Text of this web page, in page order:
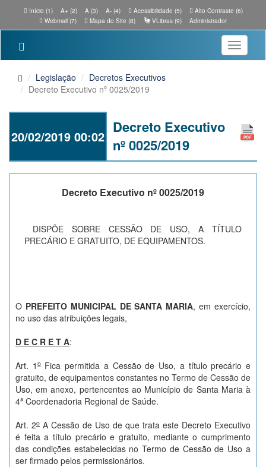
Início (1) A+ (2) A (3) A- (4) Acessibilidade (5)
Alto Contraste (6)
Webmail (7)
Mapa do Site (8) VLibras (9) Administrador
Toggle
Legislação
Decretos Executivos
Decreto Executivo nº 0025/2019
20/02/2019 00:02
Decreto Executivo
nº 0025/2019
Decreto Executivo nº 0025/2019
DISPÕE SOBRE CESSÃO DE USO, A TÍTULO
PRECÁRIO E GRATUITO, DE EQUIPAMENTOS.
O PREFEITO MUNICIPAL DE SANTA MARIA, em exercício,
no uso das atribuições legais,
D E C R E T A:
Art. 1oFica permitida a Cessão de Uso, a título precário e
gratuito, de equipamentos constantes no Termo de Cessão de
Uso, em anexo, pertencentes ao Município de Santa Maria à
4ª Coordenadoria Regional de Saúde.
Art. 2o A Cessão de Uso de que trata este Decreto Executivo
é feita a título precário e gratuito, mediante o cumprimento
das condições estabelecidas no Termo de Cessão de Uso a
ser firmado pelos permissionários.